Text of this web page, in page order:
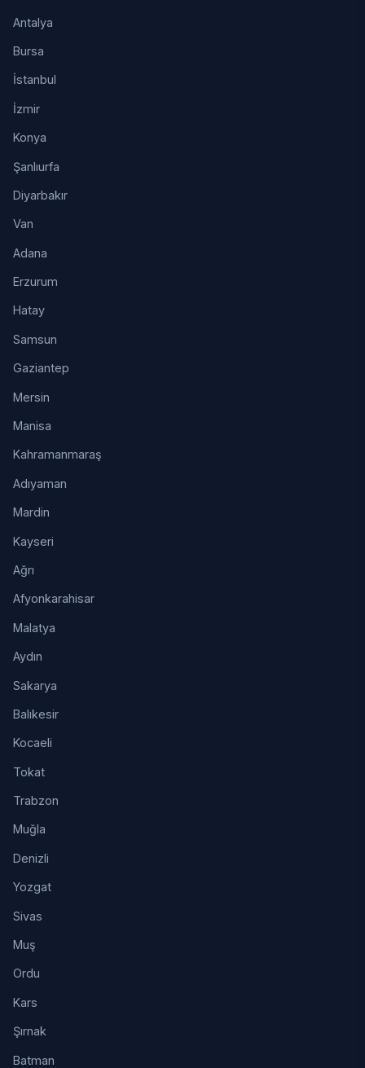
Antalya
Bursa
İstanbul
İzmir
Konya
Şanlıurfa
Diyarbakır
Van
Adana
Erzurum
Hatay
Samsun
Gaziantep
Mersin
Manisa
Kahramanmaraş
Adıyaman
Mardin
Kayseri
Ağrı
Afyonkarahisar
Malatya
Aydın
Sakarya
Balıkesir
Kocaeli
Tokat
Trabzon
Muğla
Denizli
Yozgat
Sivas
Muş
Ordu
Kars
Şırnak
Batman